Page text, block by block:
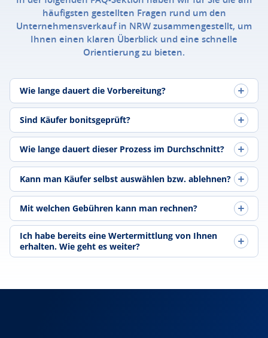
häufigsten gestellten Fragen rund um den
Unternehmensverkauf in NRW zusammengestellt, um
Ihnen einen klaren Überblick und eine schnelle
Orientierung zu bieten.
Wie lange dauert die Vorbereitung?
Sind Käufer bonitsgeprüft?
Wie lange dauert dieser Prozess im Durchschnitt?
Kann man Käufer selbst auswählen bzw. ablehnen?
Mit welchen Gebühren kann man rechnen?
Ich habe bereits eine Wertermittlung von Ihnen
erhalten. Wie geht es weiter?